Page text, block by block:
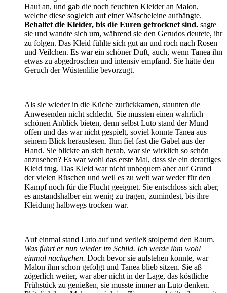
Haut an, und gab die noch feuchten Kleider an Malon,
welche diese sogleich auf einer Wäscheleine aufhängte.
Behaltet die Kleider, bis die Euren getrocknet sind. sagte
sie und wandte sich um, während sie den Gerudos deutete, ihr
zu folgen. Das Kleid fühlte sich gut an und roch nach Rosen
und Veilchen. Es war ein schöner Duft, auch, wenn Tanea ihn
etwas zu abgedroschen und intensiv empfand. Sie hätte den
Geruch der Wüstenlilie bevorzugt.
Als sie wieder in die Küche zurückkamen, staunten die
Anwesenden nicht schlecht. Sie mussten einen wahrlich
schönen Anblick bieten, denn selbst Luto stand der Mund
offen und das war nicht gespielt, soviel konnte Tanea aus
seinem Blick herauslesen. Ihm fiel fast die Gabel aus der
Hand. Sie blickte an sich herab, war sie wirklich so schön
anzusehen? Es war wohl das erste Mal, dass sie ein derartiges
Kleid trug. Das Kleid war nicht unbequem aber auf Grund
der vielen Rüschen und weil es zu weit war weder für den
Kampf noch für die Flucht geeignet. Sie entschloss sich aber,
es anstandshalber ein wenig zu tragen, zumindest, bis ihre
Kleidung halbwegs trocken war.
Auf einmal stand Luto auf und verließ stolpernd den Raum.
Was führt er nun wieder im Schild. Ich werde ihm wohl
einmal nachgehen. Doch bevor sie aufstehen konnte, war
Malon ihm schon gefolgt und Tanea blieb sitzen. Sie aß
zögerlich weiter, war aber nicht in der Lage, das köstliche
Frühstück zu genießen, sie musste immer an Luto denken.